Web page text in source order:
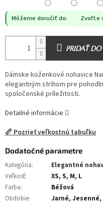
Môžeme doručiť do: Zvoľte
PRIDAŤ
Dámske koženkové nohavice
elegantným strihom pre
spoločenské príležitosti.
Detailné informácie
📏 Pozrieť veľkostnú tabuľku
Dodatočné parametre
Kategória:
Elegantné
Veľkosť:
XS, S, M, L
Farba:
Béžová
Obdobie:
Jarné,